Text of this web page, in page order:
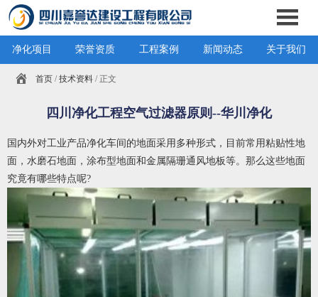
净化项目 荣誉资质 工程案例 新闻动态 关于我们
首页 /技术资料 / 正文
四川净化工程空气过滤器原则--华川净化
国内外对工业产品净化车间的地面采用多种形式，目前常用粘贴性地
面，水磨石地面，涂布型地面和金属隔珊通风地板等。那么这些地面
究竟有哪些特点呢?